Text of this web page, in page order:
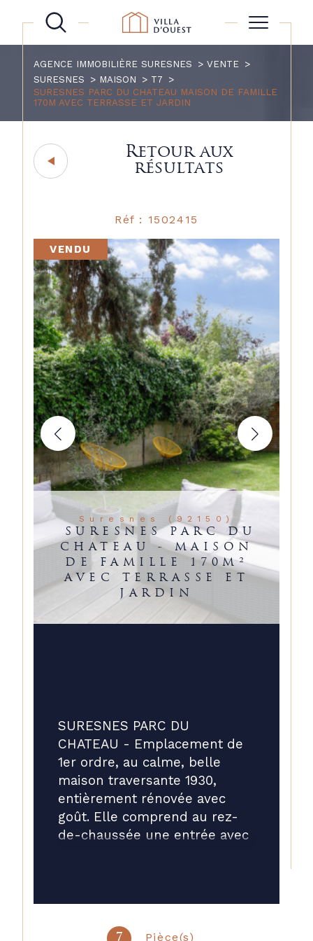
AGENCE IMMOBILIÈRE SURESNES
VENTE
SURESNES
MAISON
T7
SURESNES PARC DU CHATEAU MAISON DE FAMILLE
170M AVEC TERRASSE ET JARDIN
Retour aux
résultats
Réf : 1502415
VENDU
Suresnes (92150)
SURESNES PARC DU
CHATEAU - MAISON
DE FAMILLE 170M²
AVEC TERRASSE ET
JARDIN
7 Pièce(s)
SURESNES PARC DU
CHATEAU - Emplacement de
1er ordre, au calme, belle
maison traversante 1930,
entièrement rénovée avec
goût. Elle comprend au rez-
de-chaussée une entrée avec
verdoyant avec son cabanon.
Au 1er étage, une spacieuse